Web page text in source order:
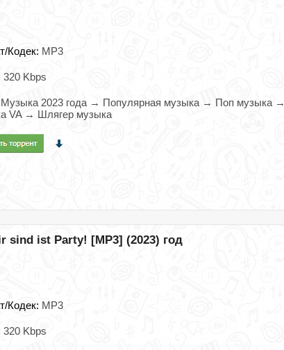
Кодек: MP3
320 Kbps
Музыка 2023 года → Популярная музыка → Поп музыка →
VA → Шлягер музыка
sind ist Party! [MP3] (2023) год
Кодек: MP3
320 Kbps